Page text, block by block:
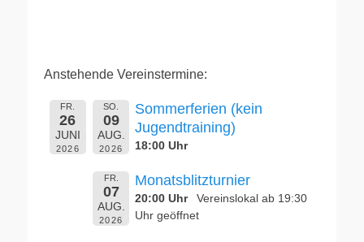
Anstehende Vereinstermine:
FR.
26
JUNI
2026
SO.
09
AUG.
2026
Sommerferien (kein
Jugendtraining)
18:00 Uhr
FR.
07
AUG.
2026
Monatsblitzturnier
20:00 Uhr
Vereinslokal ab 19:30
Uhr geöffnet